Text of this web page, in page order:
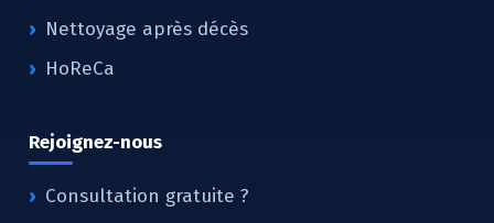
Nettoyage après décès
HoReCa
Rejoignez-nous
Consultation gratuite ?